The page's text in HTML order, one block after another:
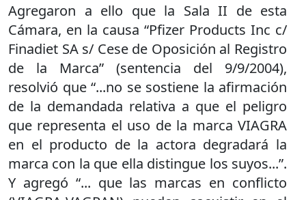
Agregaron a ello que la Sala II de esta
Cámara, en la causa “Pfizer Products Inc c/
Finadiet SA s/ Cese de Oposición al Registro
de la Marca” (sentencia del 9/9/2004),
resolvió que “...no se sostiene la afirmación
de la demandada relativa a que el peligro
que representa el uso de la marca VIAGRA
en el producto de la actora degradará la
marca con la que ella distingue los suyos...”.
Y agregó “... que las marcas en conflicto